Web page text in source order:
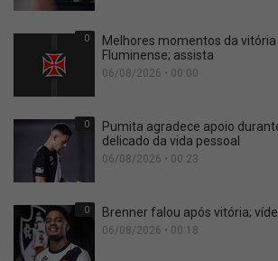
0
Melhores momentos da
Fluminense; assista
06/08/2026 • 00:00
0
Pumita agradece apoio
delicado da vida pessoal
06/08/2026 • 00:23
0 Brenner falou após vitória;
06/08/2026 • 00:18